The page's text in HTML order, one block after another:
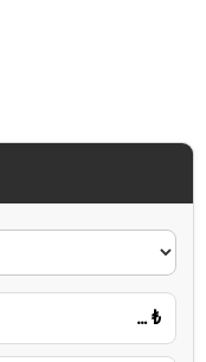
… ₺